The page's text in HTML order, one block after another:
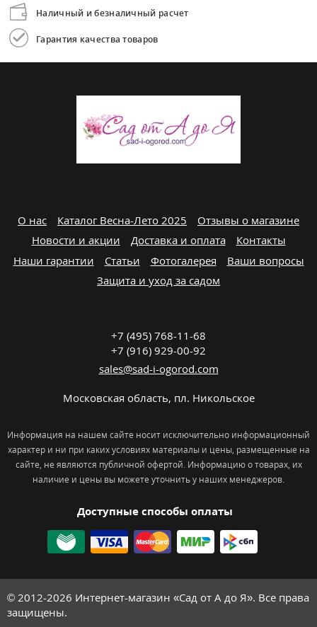
Наличный и безналичный расчет
Гарантия качества товаров
О нас Каталог Весна-Лето 2025
Отзывы о магазине
Новости и акции
Доставка и оплата
Контакты
Наши гарантии
Статьи Фотогалерея
Ваши вопросы
Защита и уход за садом
Доступные способы оплаты
+7 (495) 768-11-68
+7 (916) 929-00-92
sales@sad-i-ogorod.com
Московская область, пл. Никольcкое
Информация на нашем сайте носит исключительно информационный
характер и ни при каких условиях материалы и цены, размещенные на
сайте, не являются публичной офертой. Информацию о товарах, их
наличие и цены вы можете уточнить у наших менеджеров.
© 2012-2026 Интернет-магазин «Сад от А до Я». Все права
защищены.